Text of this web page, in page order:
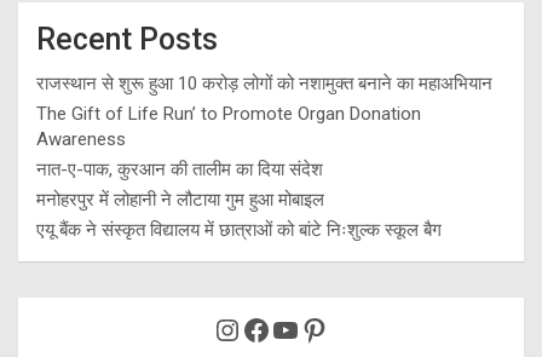
Recent Posts
राजस्थान से शुरू हुआ 10 करोड़ लोगों को नशामुक्त बनाने का महाअभियान
The Gift of Life Run’ to Promote Organ Donation
Awareness
नात-ए-पाक, कुरआन की तालीम का दिया संदेश
मनोहरपुर में लोहानी ने लौटाया गुम हुआ मोबाइल
एयू बैंक ने संस्कृत विद्यालय में छात्राओं को बांटे निःशुल्क स्कूल बैग
Instagram
Facebook
YouTube
Pinterest